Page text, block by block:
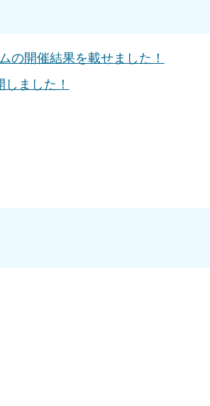
の開催結果を載せました！
ました！